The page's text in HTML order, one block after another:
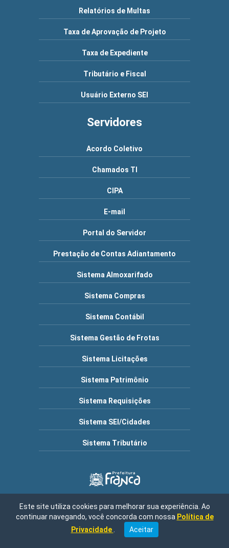
Relatórios de Multas
Taxa de Aprovação de Projeto
Taxa de Expediente
Tributário e Fiscal
Usuário Externo SEI
Servidores
Acordo Coletivo
Chamados TI
CIPA
E-mail
Portal do Servidor
Prestação de Contas Adiantamento
Sistema Almoxarifado
Sistema Compras
Sistema Contábil
Sistema Gestão de Frotas
Sistema Licitações
Sistema Patrimônio
Sistema Requisições
Sistema SEI/Cidades
Sistema Tributário
Município de Franca | Endereço: R. Frederico Moura, 1517 -
Cidade Nova, Franca - SP, 14401-150 / Central de Atendimento:
08h30 às 16h00 / Fone: (16) 3711-9000 | CNPJ: 47.970.769/0001-
04
Este site utiliza cookies para melhorar sua experiência. Ao
continuar navegando, você concorda com nossa Política de
Privacidade
Aceitar